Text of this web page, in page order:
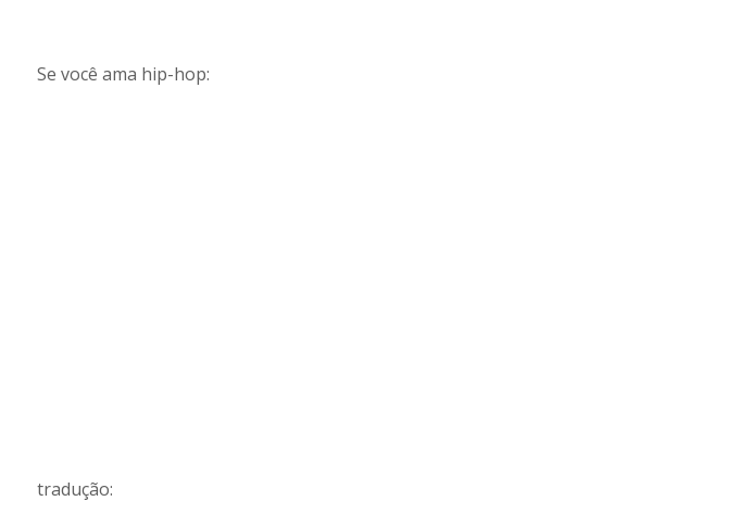
Se você ama hip-hop:
tradução: